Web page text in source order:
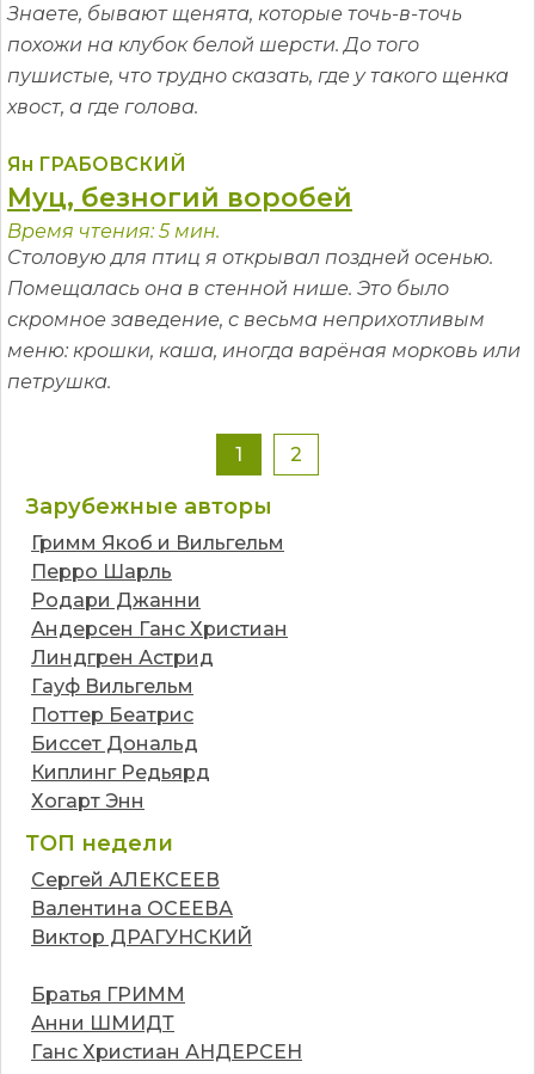
Знаете, бывают щенята, которые точь-в-точь
похожи на клубок белой шерсти. До того
пушистые, что трудно сказать, где у такого щенка
хвост, а где голова.
Ян ГРАБОВСКИЙ
Муц, безногий воробей
Время чтения: 5 мин.
Столовую для птиц я открывал поздней осенью.
Помещалась она в стенной нише. Это было
скромное заведение, с весьма неприхотливым
меню: крошки, каша, иногда варёная морковь или
петрушка.
1 2
Зарубежные авторы
Гримм Якоб и Вильгельм
Перро Шарль
Родари Джанни
Андерсен Ганс Христиан
Линдгрен Астрид
Гауф Вильгельм
Поттер Беатрис
Биссет Дональд
Киплинг Редьярд
Хогарт Энн
ТОП недели
Сергей АЛЕКСЕЕВ
Валентина ОСЕЕВА
Виктор ДРАГУНСКИЙ
Братья ГРИММ
Анни ШМИДТ
Ганс Христиан АНДЕРСЕН